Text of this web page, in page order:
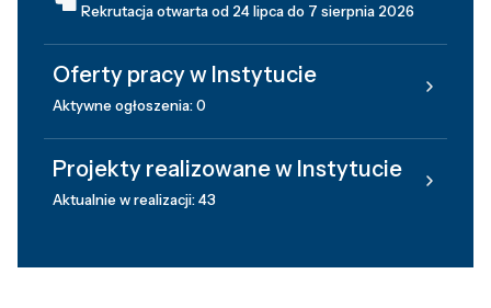
Rekrutacja otwarta od 24 lipca do 7 sierpnia 2026
Oferty pracy w Instytucie
Aktywne ogłoszenia: 0
Projekty realizowane w Instytucie
Aktualnie w realizacji: 43